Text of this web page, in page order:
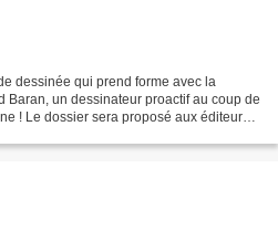
dessinée qui prend forme avec la
un dessinateur proactif au coup de
! Le dossier sera proposé aux éditeurs